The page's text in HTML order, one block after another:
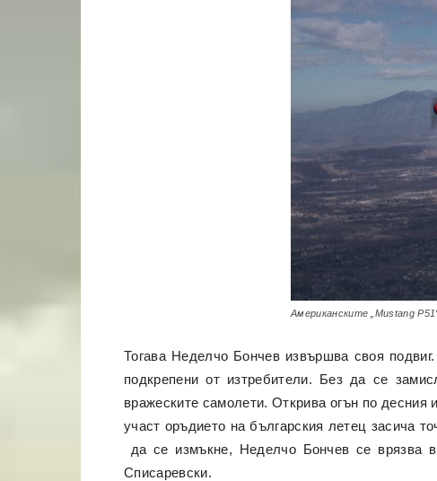
Американските „Mustang
Тогава Неделчо Бончев извършва своя
подкрепени от изтребители. Без да се
вражеските самолети. Открива огън по
участ оръдието на българския летец засича
да се измъкне, Неделчо Бончев се врязва в
Списаревски.